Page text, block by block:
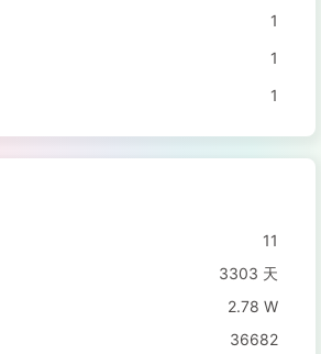
1
1
1
11
3303 天
2.78 W
36682